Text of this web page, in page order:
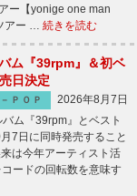
ー【yonige one man
アー … 続きを読む
ム『39rpm』＆初ベ
日決定
－ＰＯＰ
2026年8月7日
ム『39rpm』とベスト
7日に同時発売すること
は今年アーティスト活
ードの回転数を意味す